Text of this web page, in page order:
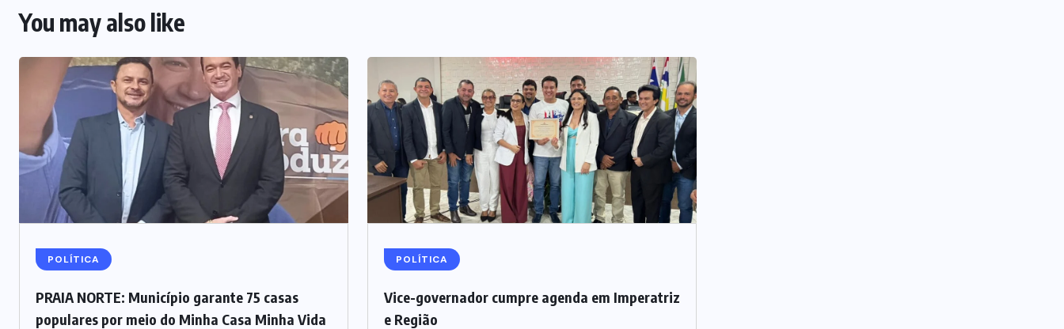
You may also like
POLÍTICA
PRAIA NORTE: Município garante 75 casas
populares por meio do Minha Casa Minha Vida
POLÍTICA
Vice-governador cumpre agenda em Imperatriz
e Região